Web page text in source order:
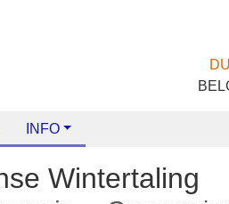
INFO
Wintertaling